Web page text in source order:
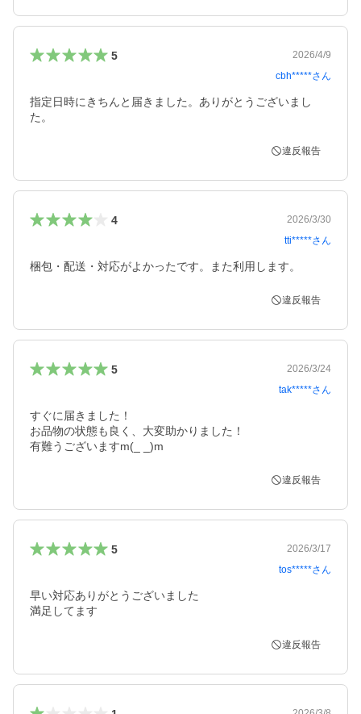
5
2026/4/9
cbh*****さん
指定日時にきちんと届きました。ありがとうございまし
た。
違反報告
4
2026/3/30
tti*****さん
梱包・配送・対応がよかったです。また利用します。
違反報告
5
2026/3/24
tak*****さん
すぐに届きました！
お品物の状態も良く、大変助かりました！
有難うございますm(_ _)m
違反報告
5
2026/3/17
tos*****さん
早い対応ありがとうございました
満足してます
違反報告